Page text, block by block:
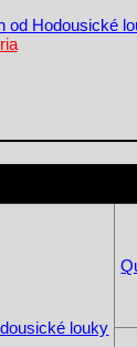
od Hodousické
louky